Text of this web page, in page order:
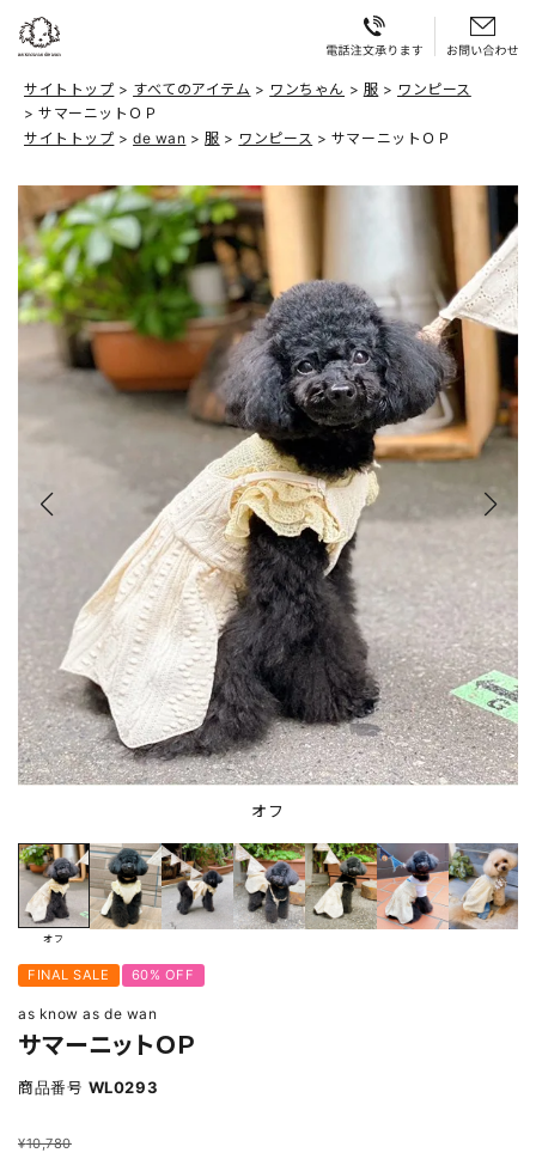
サイトトップ すべてのアイテム ワンちゃん 服
ワンピース
サマーニットＯＰ
サイトトップ
de wan 服 ワンピース サマーニットＯＰ
オフ
オフ
FINAL SALE 60% OFF
as know as de wan
サマーニットＯＰ
商品番号 WL0293
¥10,780